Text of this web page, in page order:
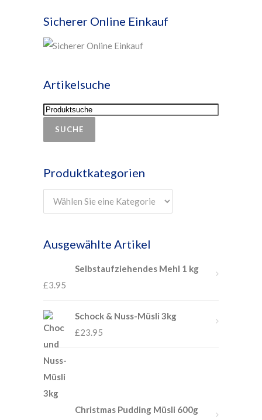
Sicherer Online Einkauf
Artikelsuche
SUCHE
Produktkategorien
Ausgewählte Artikel
Selbstaufziehendes Mehl 1 kg
£3.95
Schock & Nuss-Müsli 3kg
£23.95
Christmas Pudding Müsli 600g